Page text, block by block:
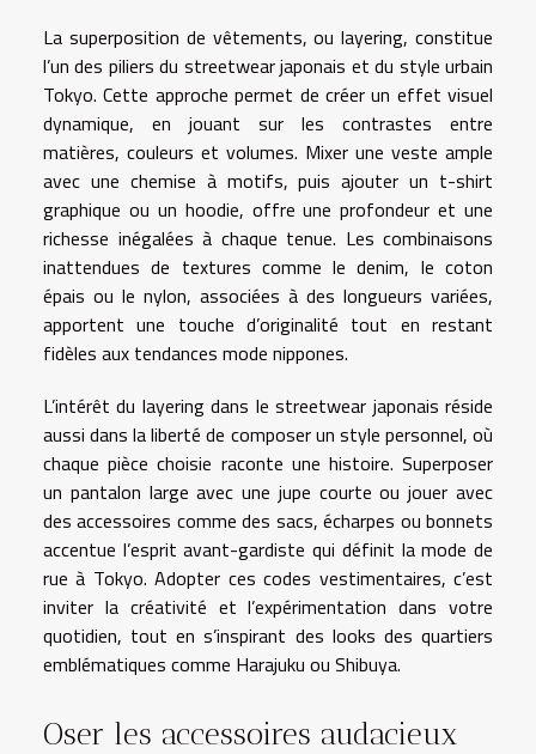
La superposition de vêtements, ou layering, constitue
l’un des piliers du streetwear japonais et du style urbain
Tokyo. Cette approche permet de créer un effet visuel
dynamique, en jouant sur les contrastes entre
matières, couleurs et volumes. Mixer une veste ample
avec une chemise à motifs, puis ajouter un t-shirt
graphique ou un hoodie, offre une profondeur et une
richesse inégalées à chaque tenue. Les combinaisons
inattendues de textures comme le denim, le coton
épais ou le nylon, associées à des longueurs variées,
apportent une touche d’originalité tout en restant
fidèles aux tendances mode nippones.
L’intérêt du layering dans le streetwear japonais réside
aussi dans la liberté de composer un style personnel, où
chaque pièce choisie raconte une histoire. Superposer
un pantalon large avec une jupe courte ou jouer avec
des accessoires comme des sacs, écharpes ou bonnets
accentue l’esprit avant-gardiste qui définit la mode de
rue à Tokyo. Adopter ces codes vestimentaires, c’est
inviter la créativité et l’expérimentation dans votre
quotidien, tout en s’inspirant des looks des quartiers
emblématiques comme Harajuku ou Shibuya.
Oser les accessoires audacieux